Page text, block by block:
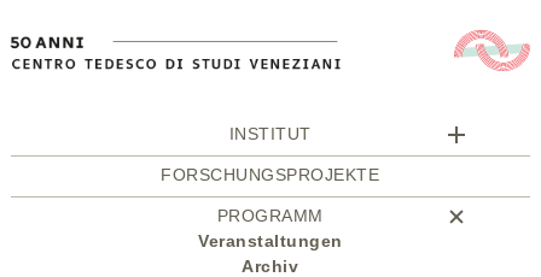
INSTITUT
FORSCHUNGSPROJEKTE
PROGRAMM
Veranstaltungen
Archiv